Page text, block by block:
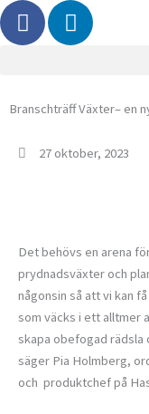
Hoppa
till
F
a
c
b
o
o
L
i
n
e
d
i
Branschträff Växter– en
27 oktober, 2023
Det behövs en arena
prydnadsväxter och
någonsin så att vi kan
som väcks i ett alltmer
skapa obefogad
säger Pia Holmberg,
och produktchef på